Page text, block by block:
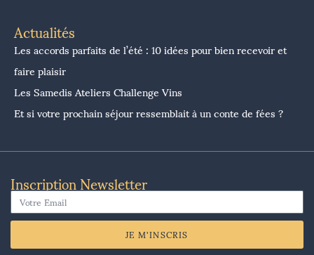
Actualités
Les accords parfaits de l’été : 10 idées pour bien recevoir et
faire plaisir
Les Samedis Ateliers Challenge Vins
Et si votre prochain séjour ressemblait à un conte de fées ?
Inscription Newsletter
JE M'INSCRIS